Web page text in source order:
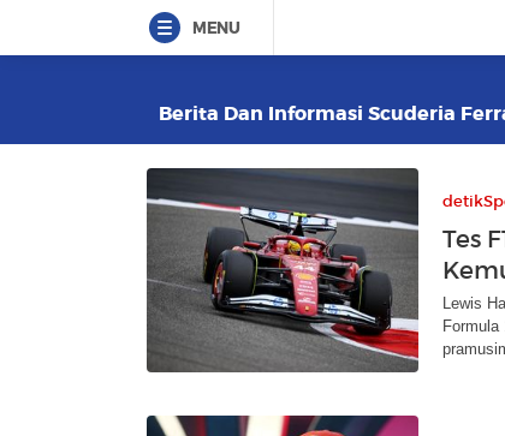
MENU
Berita Dan Informasi Scuderia
Tes
Lewis